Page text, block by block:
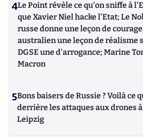
4Le Point révèle ce qu'on sniffe à
que Xavier Niel hacke l'Etat; Le
russe donne une leçon de
australien une leçon de réalisme
DGSE une d'arrogance; Marine
Macron
5Bons baisers de Russie ? Voilà ce
derrière les attaques aux drones
Leipzig